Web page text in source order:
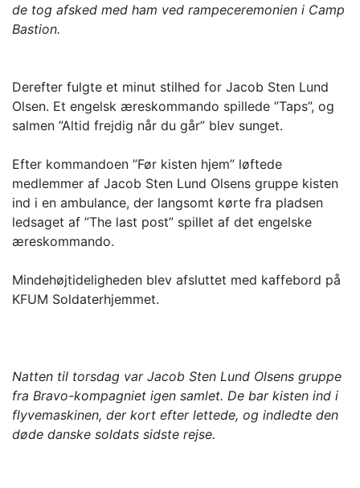
de tog afsked med ham ved rampeceremonien i Camp
Bastion.
Derefter fulgte et minut stilhed for Jacob Sten Lund
Olsen. Et engelsk æreskommando spillede ”Taps”, og
salmen ”Altid frejdig når du går” blev sunget.
Efter kommandoen ”Før kisten hjem” løftede
medlemmer af Jacob Sten Lund Olsens gruppe kisten
ind i en ambulance, der langsomt kørte fra pladsen
ledsaget af ”The last post” spillet af det engelske
æreskommando.
Mindehøjtideligheden blev afsluttet med kaffebord på
KFUM Soldaterhjemmet.
Natten til torsdag var Jacob Sten Lund Olsens gruppe
fra Bravo-kompagniet igen samlet. De bar kisten ind i
flyvemaskinen, der kort efter lettede, og indledte den
døde danske soldats sidste rejse.